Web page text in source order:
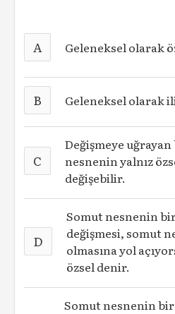
A Geleneksel olarak
B Geleneksel olarak
C
Değişmeye
nesnenin yalnız
değişebilir.
D
Somut nesnenin
değişmesi, somut
olmasına yol
özsel denir.
Somut nesnenin